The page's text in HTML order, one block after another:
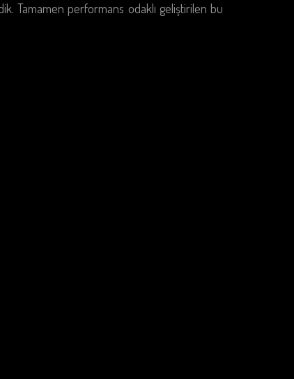
Tamamen performans odaklı geliştirilen bu